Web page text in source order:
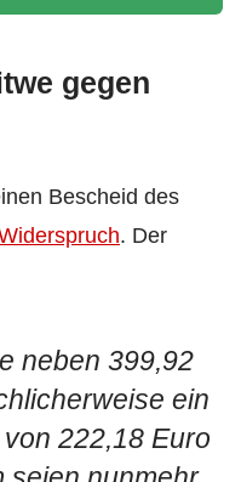
gegen
Bescheid des
. Der
neben 399,92
ein
222,18 Euro